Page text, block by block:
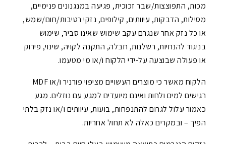
מכות, התפוצצות/שבר זכוכית, פגיעה במנגנונים פנימיים,
מסילות, הדבקות, עיוותים, קילופים, נזקי רטיבות/חום/שמש,
או כל נזק אחר שנגרם עקב שימוש שאינו סביר, שימוש
בניגוד להנחיות, רשלנות, חבלה, התקנה לקויה, שינוי, פירוק
או פעולה שבוצעה על-ידי הלקוח ו/או מי מטעמו.
הלקוח מאשר כי מוצרים העשויים מציפוי פורניר ו/או MDF
רגישים למים ולחות ואינם מיועדים למגע עם נוזלים. מגע
כאמור עלול לגרום להתנפחות, בועות, עיוותים ו/או נזק בלתי
הפיך – ובמקרים כאלה לא תחול אחריות.